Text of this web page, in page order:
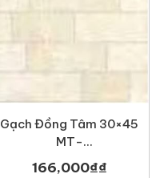
Gạch Đồng Tâm 30×45
MT-
GDT3045Hoada001
166,000₫₫